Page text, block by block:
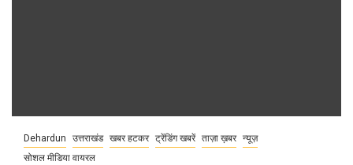
Dehardun उत्तराखंड खबर हटकर ट्रेंडिंग खबरें ताज़ा ख़बर न्यूज़
सोशल मीडिया वायरल